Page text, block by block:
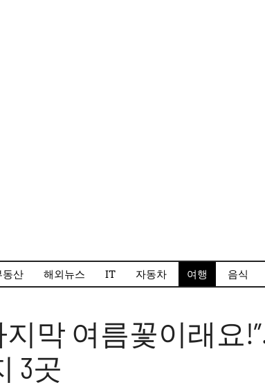
동산 해외뉴스 IT 자동차 여행 음식
지막 여름꽃이래요
3곳